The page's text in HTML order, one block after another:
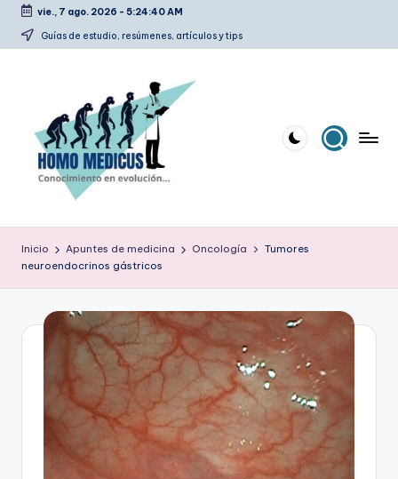
Saltar
vie., 7 ago. 2026 - 5:24:42 AM
Guías de estudio, resúmenes, artículos y tips
o
m
estudio,
tips
Inicio Apuntes de medicina Oncología
Tumores
neuroendocrinos gástricos